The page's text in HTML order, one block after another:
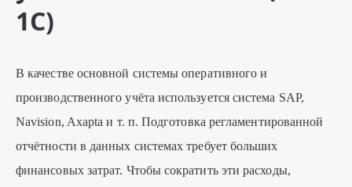
1С)
В качестве основной системы оперативного и
производственного учёта используется система SAP,
Navision, Axapta и т. п. Подготовка регламентированной
отчётности в данных системах требует больших
финансовых затрат. Чтобы сократить эти расходы,